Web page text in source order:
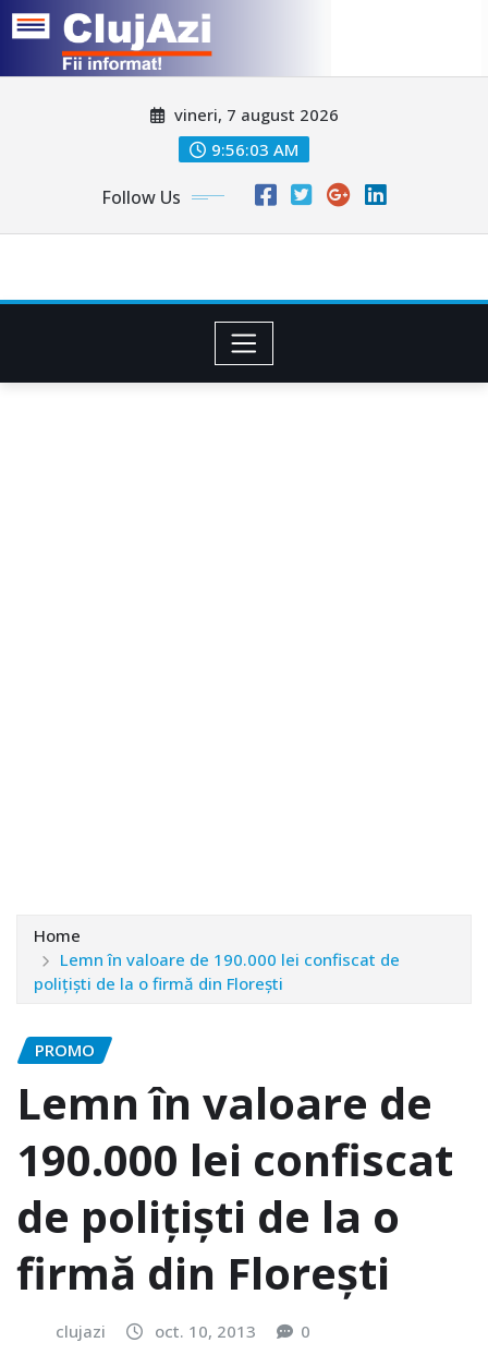
vineri, 7 august 2026
9:56:06 AM
Follow Us
Home
Lemn în valoare de 190.000 lei confiscat de
poliţişti de la o firmă din Floreşti
PROMO
Lemn în valoare de
190.000 lei confiscat
de poliţişti de la o
firmă din Floreşti
clujazi oct. 10, 2013 0